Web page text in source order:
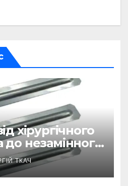
хірургічного
до незамінного
ТКАЧ